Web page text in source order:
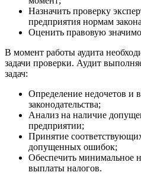
Назначить проверку
предприятия нормам
Оценить правовую
В момент работы аудита
задачи проверки. Аудит
задач:
Определение недочетов и
законодательства;
Анализ на наличие
предприятии;
Принятие
допущенных ошибок;
Обеспечить минимальное
выплаты налогов.